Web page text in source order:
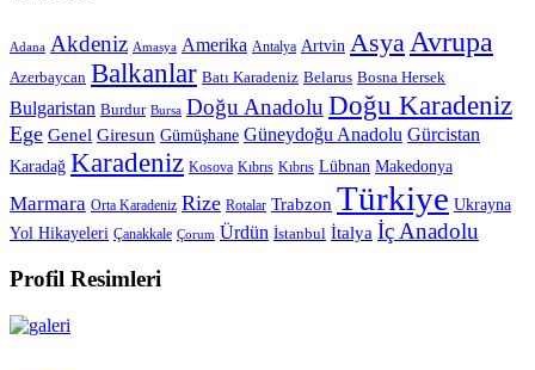
Adana Akdeniz Amasya Amerika Antalya Artvin Asya Avrupa
Azerbaycan Balkanlar Batı Karadeniz Belarus Bosna Hersek
Bulgaristan Burdur Bursa Doğu Anadolu Doğu Karadeniz
Ege Genel Giresun Gümüşhane Güneydoğu Anadolu Gürcistan
Karadağ Karadeniz Kosova Kıbrıs Kıbrıs Lübnan Makedonya
Marmara Orta Karadeniz Rize Rotalar Trabzon Türkiye Ukrayna
Yol Hikayeleri Çanakkale Çorum Ürdün İstanbul İtalya İç Anadolu
Profil Resimleri